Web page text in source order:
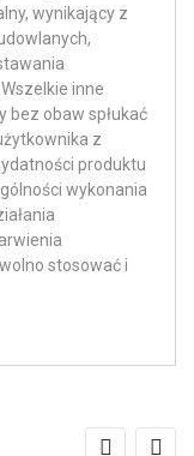
wynikający z
inne
bez obaw spłukać
z
produktu
wykonania
stosować i